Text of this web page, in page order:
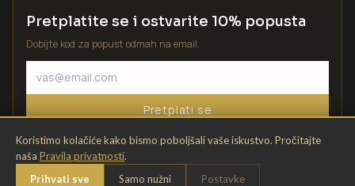
Koristimo kolačiće kako bismo poboljšali vaše iskustvo. Pročitajte
naša Pravila privatnosti.
Prihvati sve
Samo nužni Postavke
Pretplatite se i ostvarite 10% popusta
Dobijte kod za popust odmah na email.
Pretplati se